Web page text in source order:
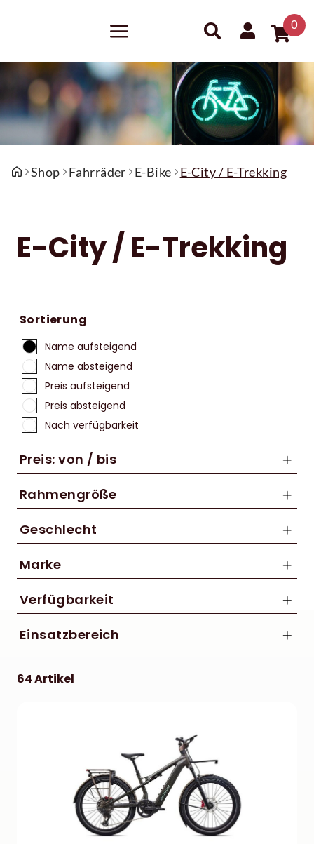
0
Shop Fahrräder E-Bike E-City / E-Trekking
E-City / E-Trekking
Sortierung
Name aufsteigend
Name absteigend
Preis aufsteigend
Preis absteigend
Nach verfügbarkeit
Preis: von / bis
Rahmengröße
50 cm
53 cm
L
M
OS
XL
Geschlecht
Damen
Herren
Unisex
Marke
Cannondale
Centurion
Specialized
Verfügbarkeit
Einsatzbereich
64 Artikel